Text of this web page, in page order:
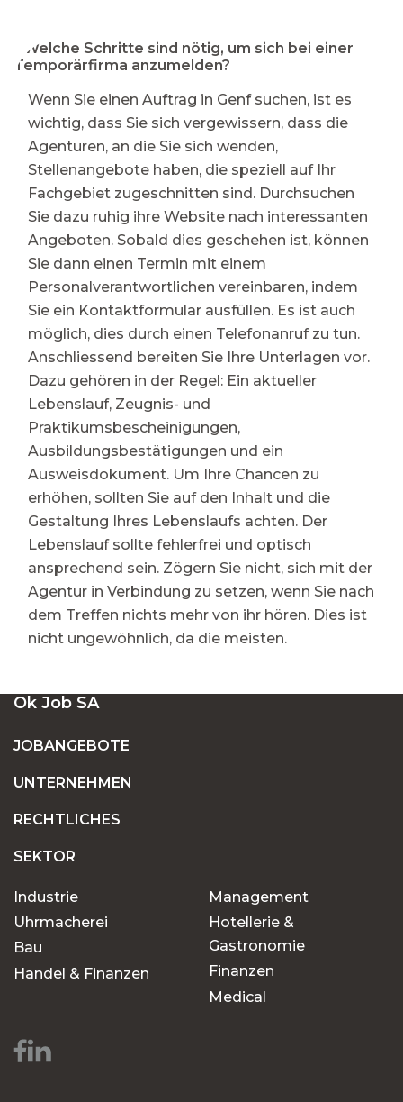
⭐Welche Schritte sind nötig, um sich bei einer
Temporärfirma anzumelden?
Wenn Sie einen Auftrag in Genf suchen, ist es
wichtig, dass Sie sich vergewissern, dass die
Agenturen, an die Sie sich wenden,
Stellenangebote haben, die speziell auf Ihr
Fachgebiet zugeschnitten sind. Durchsuchen
Sie dazu ruhig ihre Website nach interessanten
Angeboten. Sobald dies geschehen ist, können
Sie dann einen Termin mit einem
Personalverantwortlichen vereinbaren, indem
Sie ein Kontaktformular ausfüllen. Es ist auch
möglich, dies durch einen Telefonanruf zu tun.
Anschliessend bereiten Sie Ihre Unterlagen vor.
Dazu gehören in der Regel: Ein aktueller
Lebenslauf, Zeugnis- und
Praktikumsbescheinigungen,
Ausbildungsbestätigungen und ein
Ausweisdokument. Um Ihre Chancen zu
erhöhen, sollten Sie auf den Inhalt und die
Gestaltung Ihres Lebenslaufs achten. Der
Lebenslauf sollte fehlerfrei und optisch
ansprechend sein. Zögern Sie nicht, sich mit der
Agentur in Verbindung zu setzen, wenn Sie nach
dem Treffen nichts mehr von ihr hören. Dies ist
nicht ungewöhnlich, da die meisten.
Ok Job SA
JOBANGEBOTE
UNTERNEHMEN
RECHTLICHES
SEKTOR
Industrie
Uhrmacherei
Bau
Handel & Finanzen
Management
Hotellerie &
Gastronomie
Finanzen
Medical